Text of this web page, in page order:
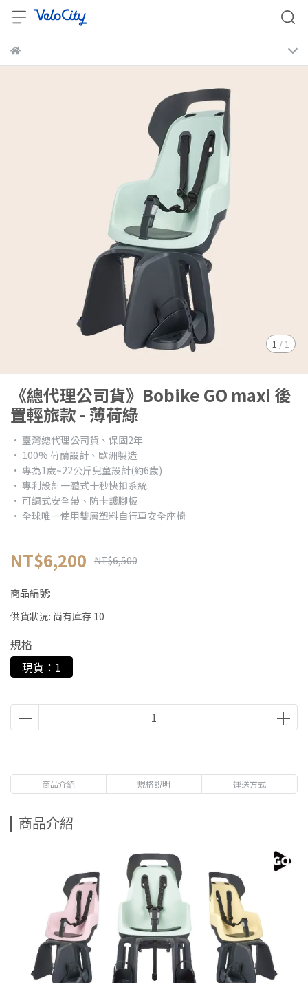
1 / 1
《總代理公司貨》Bobike GO maxi 後
置輕旅款 - 薄荷綠
• 臺灣總代理公司貨、保固2年
• 100% 荷蘭設計、歐洲製造
• 專為1歲~22公斤兒童設計(約6歲)
• 專利設計一體式十秒快扣系統
• 可調式安全帶、防卡護腳板
• 全球唯一使用雙層塑料自行車安全座椅
NT$6,200 NT$6,500
商品編號:
供貨狀況: 尚有庫存 10
規格
現貨：1
商品介紹 規格說明 運送方式
商品介紹